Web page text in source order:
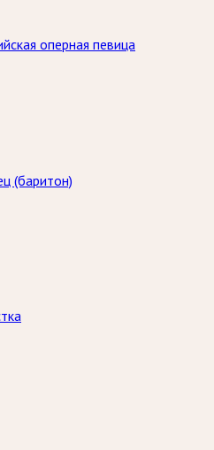
оперная певица
(баритон)